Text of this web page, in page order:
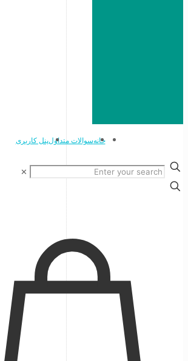
خانهسوالات متداولپنل کاربری
✕